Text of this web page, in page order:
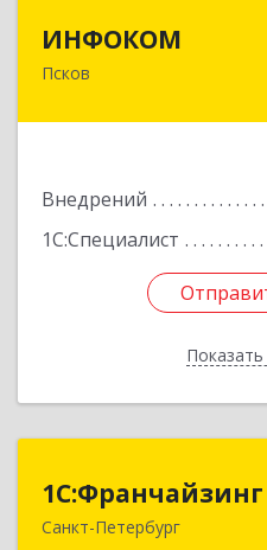
ИНФОКОМ
Псков
Внедрений
1С:Специалист
180000, Псковская
Санкт-Петербург
Санкт-Петербург г,